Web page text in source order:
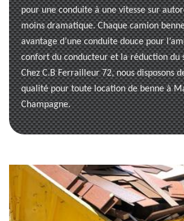
pour une conduite à une vitesse sur
moins dramatique. Chaque camion
avantage d’une conduite douce pour
confort du conducteur et la réduction du
Chez C.B Ferrailleur 72, nous disposons
qualité pour toute location de benne à
Champagne.